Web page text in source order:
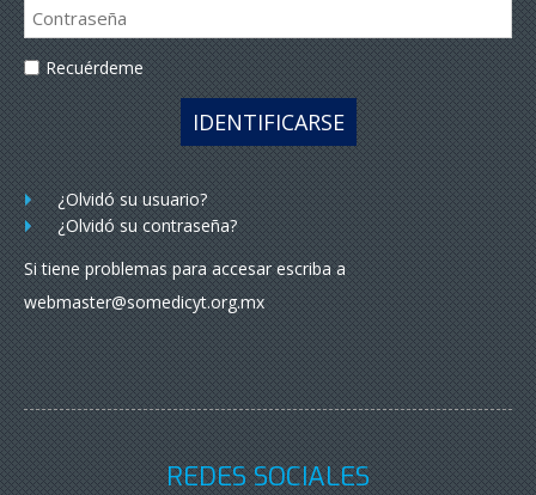
Recuérdeme
IDENTIFICARSE
¿Olvidó su usuario?
¿Olvidó su contraseña?
Si tiene problemas para accesar escriba a
webmaster@somedicyt.org.mx
REDES SOCIALES